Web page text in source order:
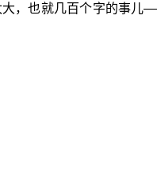
，也就几百个字的事儿